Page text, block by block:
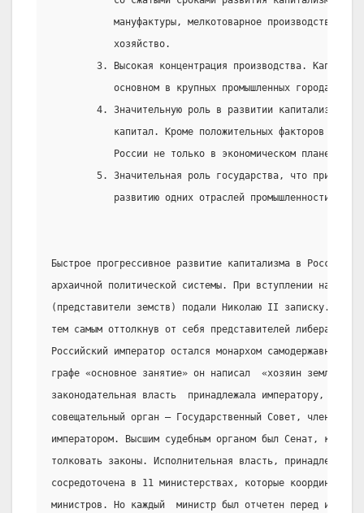
мануфактуры, мелкотоварное производство,
           хозяйство.
3. Высокая концентрация производства.
           основном в крупных промышленных городах
4. Значительную роль в развитии капитализма
капитал. Кроме положительных факторов это
России не только в экономическом плане, но
5. Значительная роль государства, что
развитию одних отраслей промышленности и
Быстрое прогрессивное развитие капитализма в России
архаичной политической системы. При вступлении на
(представители земств) подали Николаю II записку. Он
тем самым оттолкнув от себя представителей либеральной
Российский император остался монархом самодержавным.
графе «основное занятие» он написал  «хозяин земли
законодательная власть  принадлежала императору, при
совещательный орган – Государственный Совет, члены
императором. Высшим судебным органом был Сенат,
толковать законы. Исполнительная власть,
сосредоточена в 11 министерствах, которые
министров. Но каждый  министр был отчетен перед